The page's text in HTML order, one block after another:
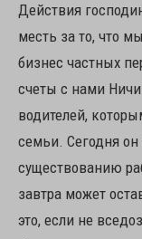
Действия
месть за то, что
бизнес частных
счеты с нами
водителей,
семьи. Сегодня он
существованию
завтра может
это, если не